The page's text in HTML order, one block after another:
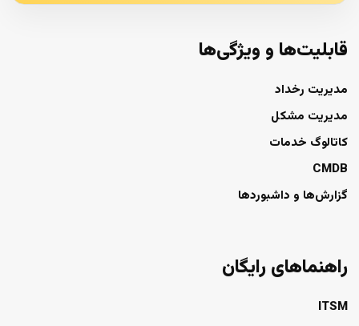
قابلیت‌ها و ویژگی‌ها
مدیریت رخداد
مدیریت مشکل
کاتالوگ خدمات
CMDB
گزارش‌ها و داشبوردها
راهنماهای رایگان
ITSM